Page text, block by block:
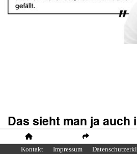
HOME SHARE
Das sieht man ja auch
Powell-Peralta Pro
krassen Mix Up Shape
Kontakt Impressum